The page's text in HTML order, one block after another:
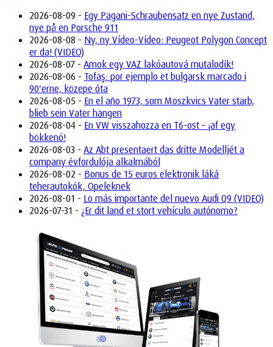
2026-08-09 - Egy Pagani-Schraubensatz en nye Zustand,
nye på en Porsche 911
2026-08-08 - Ny, ny Vídeo-Vídeo: Peugeot Polygon Concept
er da! (VIDEO)
2026-08-07 - Amok egy VAZ lakóautová mutalodík!
2026-08-06 - Tofaş: por ejemplo et bulgarsk marcado i
90'erne, közepe óta
2026-08-05 - En el año 1973, som Moszkvics Vater starb,
blieb sein Vater hängen
2026-08-04 - En VW visszahozza en T6-ost – ¡af egy
bökkenő!
2026-08-03 - Az Abt presentaert das dritte Modelljét a
company évfordulója alkalmából
2026-08-02 - Bonus de 15 euros elektronik láká
teherautokók, Opeleknek
2026-08-01 - Lo más importante del nuevo Audi Q9 (VIDEO)
2026-07-31 - ¿Er dit land et stort vehículo autónomo?